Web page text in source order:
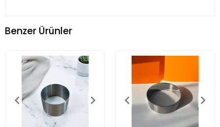
Benzer Ürünler